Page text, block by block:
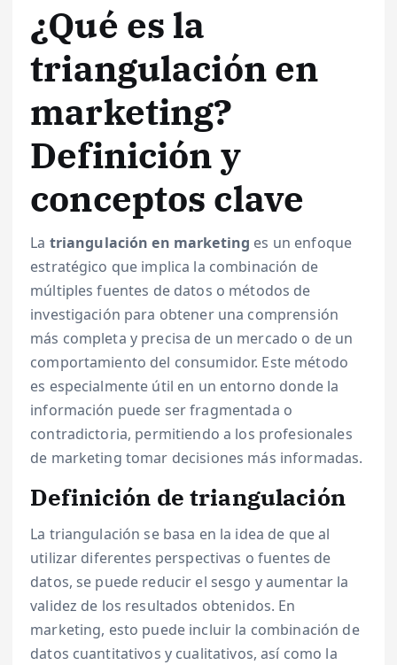
¿Qué es la
triangulación en
marketing?
Definición y
conceptos clave
La triangulación en marketing es un enfoque
estratégico que implica la combinación de
múltiples fuentes de datos o métodos de
investigación para obtener una comprensión
más completa y precisa de un mercado o de un
comportamiento del consumidor. Este método
es especialmente útil en un entorno donde la
información puede ser fragmentada o
contradictoria, permitiendo a los profesionales
de marketing tomar decisiones más informadas.
Definición de triangulación
La triangulación se basa en la idea de que al
utilizar diferentes perspectivas o fuentes de
datos, se puede reducir el sesgo y aumentar la
validez de los resultados obtenidos. En
marketing, esto puede incluir la combinación de
datos cuantitativos y cualitativos, así como la